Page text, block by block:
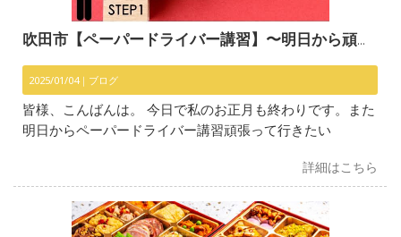
吹田市【ペーパードライバー講習】〜明日から頑張ります〜
2025/01/04｜ ブログ
皆様、こんばんは。 今日で私のお正月も終わりです。また
明日からペーパードライバー講習頑張って行きたい
詳細はこちら